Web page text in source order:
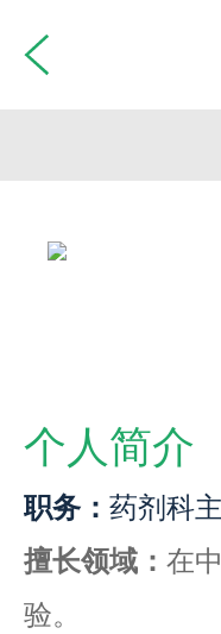
个人简介
职务： 药剂科
擅长领域： 在
验。